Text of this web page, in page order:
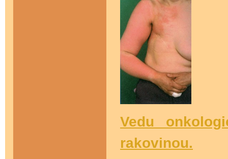
Vedu
rakovinou.